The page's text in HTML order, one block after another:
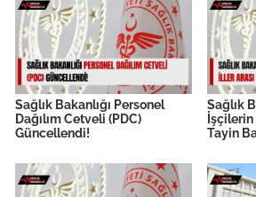
Sağlık Bakanlığı Personel
Dağılım Cetveli (PDC)
Güncellendi!
Sağlık
İşçilerin
Tayin